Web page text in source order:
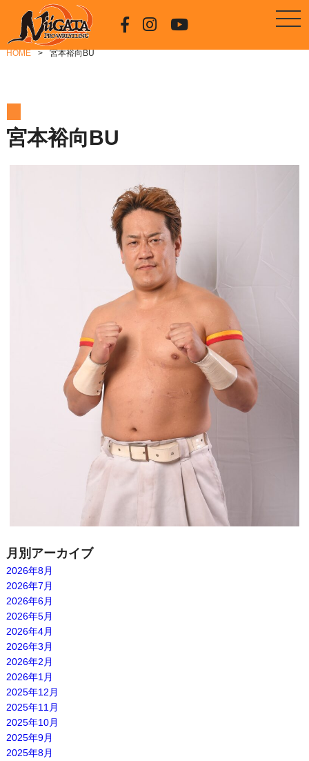
HOME 宮本裕向BU
宮本裕向BU
月別アーカイブ
2026年8月
2026年7月
2026年6月
2026年5月
2026年4月
2026年3月
2026年2月
2026年1月
2025年12月
2025年11月
2025年10月
2025年9月
2025年8月